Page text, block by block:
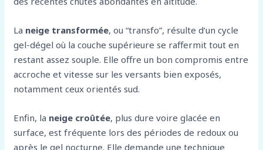
La neige transformée, ou “transfo”, résulte d’un cycle
gel-dégel où la couche supérieure se raffermit tout en
restant assez souple. Elle offre un bon compromis entre
accroche et vitesse sur les versants bien exposés,
notamment ceux orientés sud.
Enfin, la neige croûtée, plus dure voire glacée en
surface, est fréquente lors des périodes de redoux ou
après le gel nocturne. Elle demande une technique